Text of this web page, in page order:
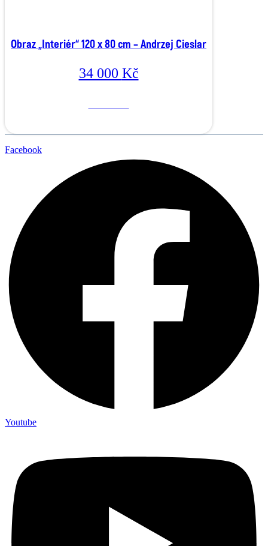
Obraz „Interiér“ 120 x 80 cm – Andrzej Cieslar
34 000 Kč
Facebook
Youtube